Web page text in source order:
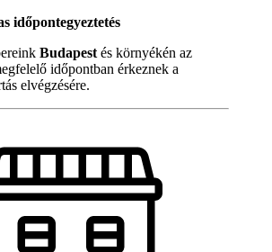
időpontegyeztetés
Budapest és környékén az
időpontban érkeznek a
elvégzésére.